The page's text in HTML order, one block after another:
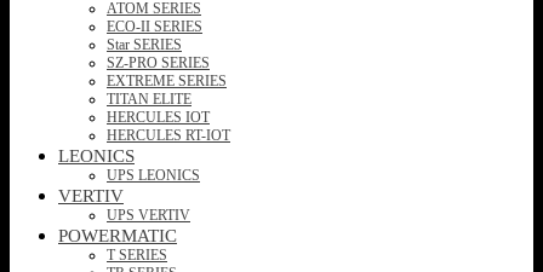
ATOM SERIES
ECO-II SERIES
Star SERIES
SZ-PRO SERIES
EXTREME SERIES
TITAN ELITE
HERCULES IOT
HERCULES RT-IOT
LEONICS
UPS LEONICS
VERTIV
UPS VERTIV
POWERMATIC
T SERIES